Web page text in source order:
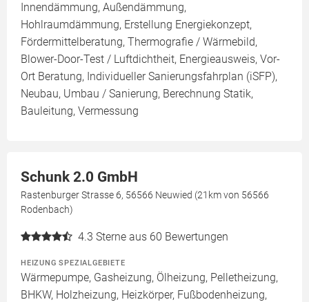
Innendämmung, Außendämmung,
Hohlraumdämmung, Erstellung Energiekonzept,
Fördermittelberatung, Thermografie / Wärmebild,
Blower-Door-Test / Luftdichtheit, Energieausweis, Vor-
Ort Beratung, Individueller Sanierungsfahrplan (iSFP),
Neubau, Umbau / Sanierung, Berechnung Statik,
Bauleitung, Vermessung
Schunk 2.0 GmbH
Rastenburger Strasse 6, 56566 Neuwied (21km von 56566
Rodenbach)
4.3 Sterne aus 60 Bewertungen
HEIZUNG SPEZIALGEBIETE
Wärmepumpe, Gasheizung, Ölheizung, Pelletheizung,
BHKW, Holzheizung, Heizkörper, Fußbodenheizung,